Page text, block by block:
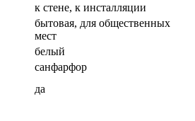
к стене, к инсталляции
бытовая, для общественных
мест
белый
санфарфор
да